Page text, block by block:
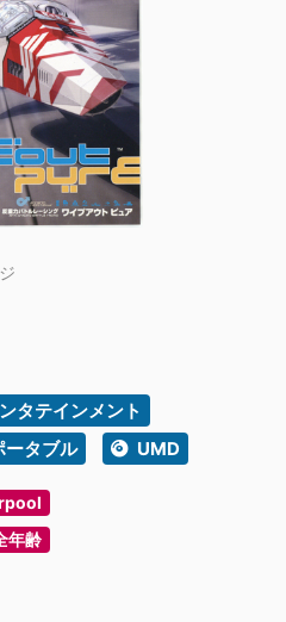
タテインメント
ータブル
UMD
年齢